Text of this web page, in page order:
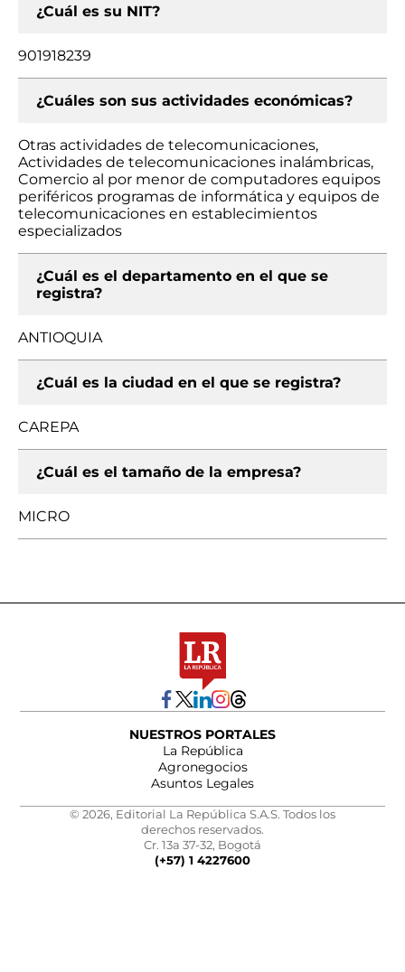
¿Cuál es su NIT?
901918239
¿Cuáles son sus actividades económicas?
Otras actividades de telecomunicaciones,
Actividades de telecomunicaciones inalámbricas,
Comercio al por menor de computadores equipos
periféricos programas de informática y equipos de
telecomunicaciones en establecimientos
especializados
¿Cuál es el departamento en el que se
registra?
ANTIOQUIA
¿Cuál es la ciudad en el que se registra?
CAREPA
¿Cuál es el tamaño de la empresa?
MICRO
NUESTROS PORTALES
La República
Agronegocios
Asuntos Legales
© 2026, Editorial La República S.A.S. Todos los
derechos reservados.
Cr. 13a 37-32, Bogotá
(+57) 1 4227600